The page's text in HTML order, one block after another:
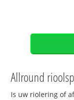
Allround
Is uw riolering of